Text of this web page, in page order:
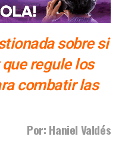
sobre si
regule los
combatir las
Por: Haniel Valdés